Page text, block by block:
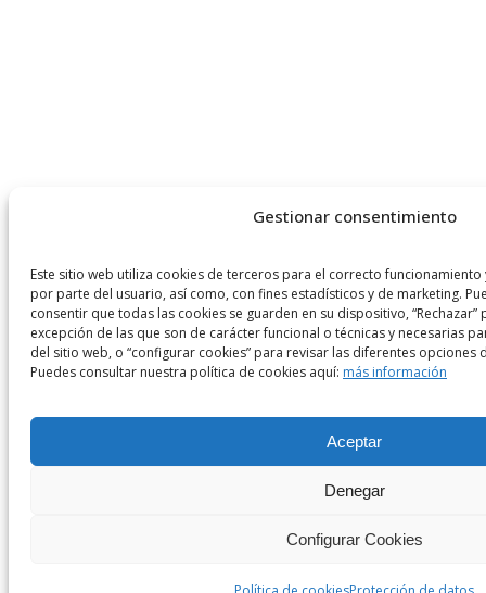
Gestionar consentimiento
Este sitio web utiliza cookies de terceros para el correcto
por parte del usuario, así como, con fines estadísticos y de marketing.
consentir que todas las cookies se guarden en su dispositivo,
excepción de las que son de carácter funcional o técnicas y necesarias
del sitio web, o “configurar cookies” para revisar las diferentes opciones
Puedes consultar nuestra política de cookies aquí: más información
Aceptar
Denegar
Configurar Cookies